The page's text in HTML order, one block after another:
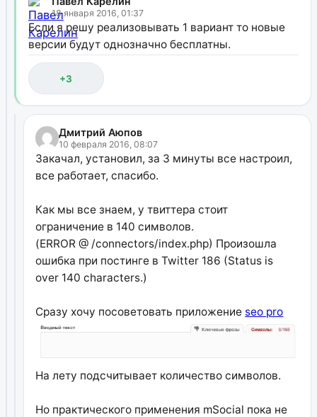
18 января 2016, 01:37
Если я решу реализовывать 1 вариант то новые
версии будут однозначно бесплатны.
+3
Дмитрий Аюпов
10 февраля 2016, 08:07
Закачал, установил, за 3 минуты все настроил,
все работает, спасибо.
Как мы все знаем, у твиттера стоит
ограничение в 140 символов.
(ERROR @ /connectors/index.php) Произошла
ошибка при постинге в Twitter 186 (Status is
over 140 characters.)
Сразу хочу посоветовать приложение seo pro
На лету подсчитывает количество символов.
Но практического применения mSocial пока не